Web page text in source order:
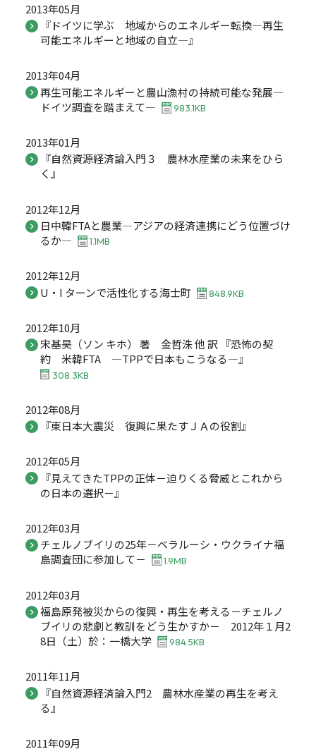
2013年05月
『ドイツに学ぶ 地域からのエネルギー転換―再生
可能エネルギーと地域の自立―』
2013年04月
再生可能エネルギーと農山漁村の持続可能な発展―
ドイツ調査を踏まえて―
983.1KB
2013年01月
『自然資源経済論入門３ 農林水産業の未来をひら
く』
2012年12月
日中韓FTAと農業―アジアの経済連携にどう位置づけ
るか―
1.1MB
2012年12月
U・I ターンで活性化する海士町
848.9KB
2012年10月
宋基昊（ソン キホ） 著 金哲洙 他 訳 『恐怖の契
約 米韓FTA ―TPPで日本もこうなる―』
308.3KB
2012年08月
『東日本大震災 復興に果たすＪＡの役割』
2012年05月
『見えてきたTPPの正体－迫りくる脅威とこれから
の日本の選択－』
2012年03月
チェルノブイリの25年－ベラルーシ・ウクライナ福
島調査団に参加して－
1.9MB
2012年03月
福島原発被災からの復興・再生を考える－チェルノ
ブイリの悲劇と教訓をどう生かすか－ 2012年１月2
8日（土）於：一橋大学
984.5KB
2011年11月
『自然資源経済論入門2 農林水産業の再生を考え
る』
2011年09月